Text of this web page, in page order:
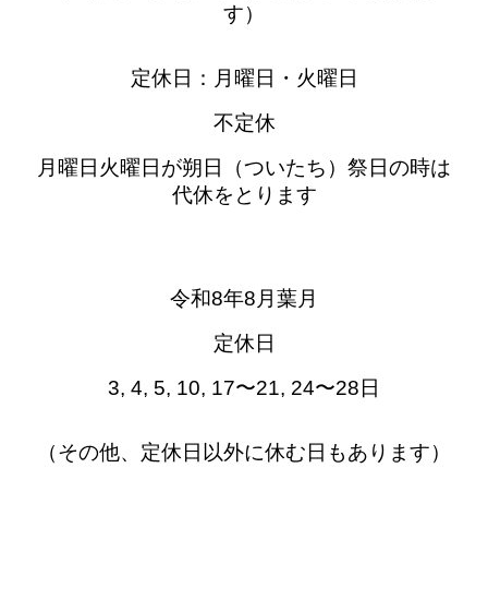
す）
定休日：月曜日・火曜日
不定休
月曜日火曜日が朔日（ついたち）祭日の時は
代休をとります
令和8年8月葉月
定休日
3, 4, 5, 10, 17〜21, 24〜28日
（その他、定休日以外に休む日もあります）